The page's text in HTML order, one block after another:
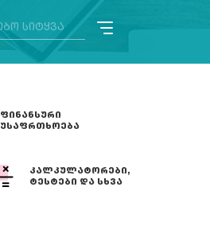
ᲤᲘᲜᲐᲜᲡᲣᲠᲘ
ᲣᲡᲐᲤᲠᲗᲮᲝᲔᲑᲐ
ᲙᲐᲚᲙᲣᲚᲐᲢᲝᲠᲔᲑᲘ,
ᲢᲔᲡᲢᲔᲑᲘ ᲓᲐ ᲡᲮᲕᲐ